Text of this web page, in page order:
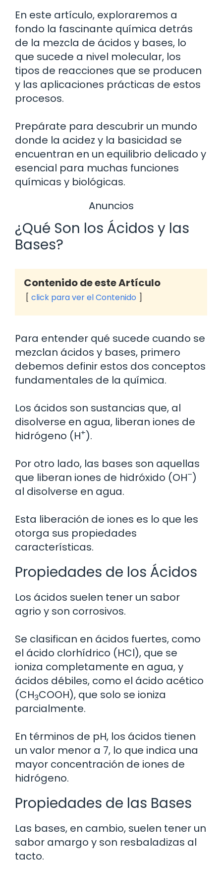
En este artículo, exploraremos a
fondo la fascinante química detrás
de la mezcla de ácidos y bases, lo
que sucede a nivel molecular, los
tipos de reacciones que se producen
y las aplicaciones prácticas de estos
procesos.
Prepárate para descubrir un mundo
donde la acidez y la basicidad se
encuentran en un equilibrio delicado y
esencial para muchas funciones
químicas y biológicas.
Anuncios
¿Qué Son los Ácidos y las
Bases?
Contenido de este Artículo
click para ver el Contenido
Para entender qué sucede cuando se
mezclan ácidos y bases, primero
debemos definir estos dos conceptos
fundamentales de la química.
Los ácidos son sustancias que, al
disolverse en agua, liberan iones de
hidrógeno (H+).
Por otro lado, las bases son aquellas
que liberan iones de hidróxido (OH–)
al disolverse en agua.
Esta liberación de iones es lo que les
otorga sus propiedades
características.
Propiedades de los Ácidos
Los ácidos suelen tener un sabor
agrio y son corrosivos.
Se clasifican en ácidos fuertes, como
el ácido clorhídrico (HCl), que se
ioniza completamente en agua, y
ácidos débiles, como el ácido acético
(CH3COOH), que solo se ioniza
parcialmente.
En términos de pH, los ácidos tienen
un valor menor a 7, lo que indica una
mayor concentración de iones de
hidrógeno.
Propiedades de las Bases
Las bases, en cambio, suelen tener un
sabor amargo y son resbaladizas al
tacto.